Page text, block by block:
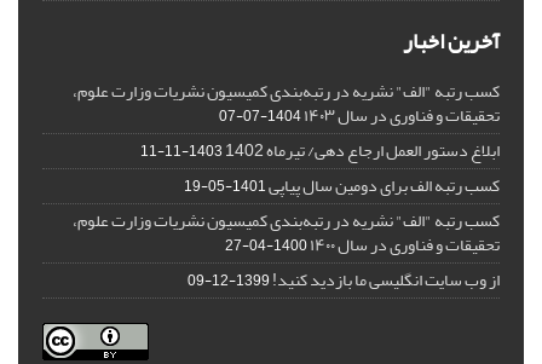
آخرین اخبار
کسب رتبه "الف" نشریه در رتبه‌بندی کمیسیون نشریات وزارت علوم،
تحقیقات و فناوری در سال ۱۴۰۳ 1404-07-07
ابلاغ دستور العمل ارجاع دهی/ تیرماه 1402 1403-11-11
کسب رتبه الف برای دومین سال پیاپی1401-05-19
کسب رتبه "الف" نشریه در رتبه‌بندی کمیسیون نشریات وزارت علوم،
تحقیقات و فناوری در سال ۱۴۰۰ 1400-04-27
از وب سایت انگلیسی ما بازدید کنید!1399-12-09